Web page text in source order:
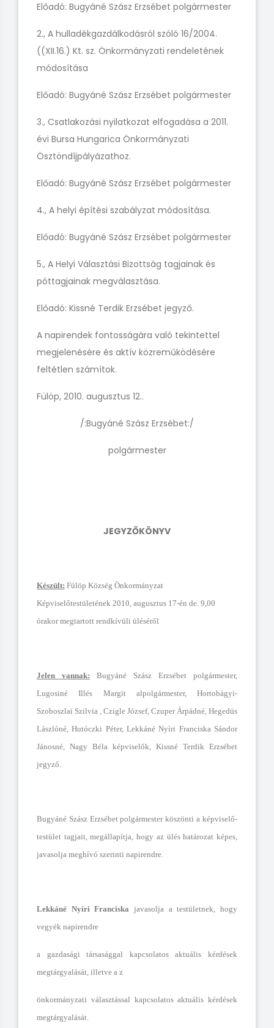
Előadó: Bugyáné Szász Erzsébet polgármester
2., A hulladékgazdálkodásról szóló 16/2004.
((XII.16.) Kt. sz. Önkormányzati rendeletének
módosítása
Előadó: Bugyáné Szász Erzsébet polgármester
3., Csatlakozási nyilatkozat elfogadása a 2011.
évi Bursa Hungarica Önkormányzati
Ösztöndíjpályázathoz.
Előadó: Bugyáné Szász Erzsébet polgármester
4., A helyi építési szabályzat módosítása.
Előadó: Bugyáné Szász Erzsébet polgármester
5., A Helyi Választási Bizottság tagjainak és
póttagjainak megválasztása.
Előadó: Kissné Terdik Erzsébet jegyző.
A napirendek fontosságára való tekintettel
megjelenésére és aktív közreműködésére
feltétlen számítok.
Fülöp, 2010. augusztus 12..
/:Bugyáné Szász Erzsébet:/
polgármester
JEGYZŐKÖNYV
Készült: Fülöp Község Önkormányzat
Képviselőtestületének 2010, augusztus 17-én de. 9,00
órakor megtartott rendkívüli üléséről
Jelen vannak: Bugyáné Szász Erzsébet polgármester,
Lugosiné Illés Margit alpolgármester, Hortobágyi-
Szoboszlai Szilvia , Czigle József, Czuper Árpádné, Hegedüs
Lászlóné, Hutóczki Péter, Lekkáné Nyíri Franciska Sándor
Jánosné, Nagy Béla képviselők, Kissné Terdik Erzsébet
jegyző.
Bugyáné Szász Erzsébet polgármester köszönti a képviselő-
testület tagjait, megállapítja, hogy az ülés határozat képes,
javasolja meghívó szerinti napirendre.
Lekkáné Nyíri Franciska javasolja a testületnek, hogy
vegyék napirendre
a gazdasági társasággal kapcsolatos aktuális kérdések
megtárgyalását, illetve a z
önkormányzati választással kapcsolatos aktuális kérdések
megtárgyalását.